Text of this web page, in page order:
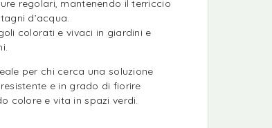
regolari, mantenendo il terriccio
d’acqua.
colorati e vivaci in giardini e
per chi cerca una soluzione
e in grado di fiorire
colore e vita in spazi verdi.